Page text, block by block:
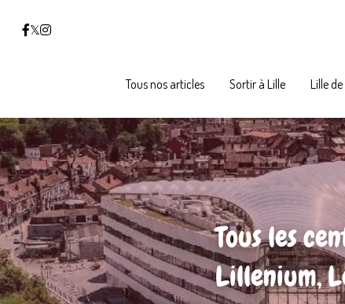
Tous nos articles Sortir à Lille Lille
Tous nos articles Sortir à Lille Lille
Tous les
Lillenium,